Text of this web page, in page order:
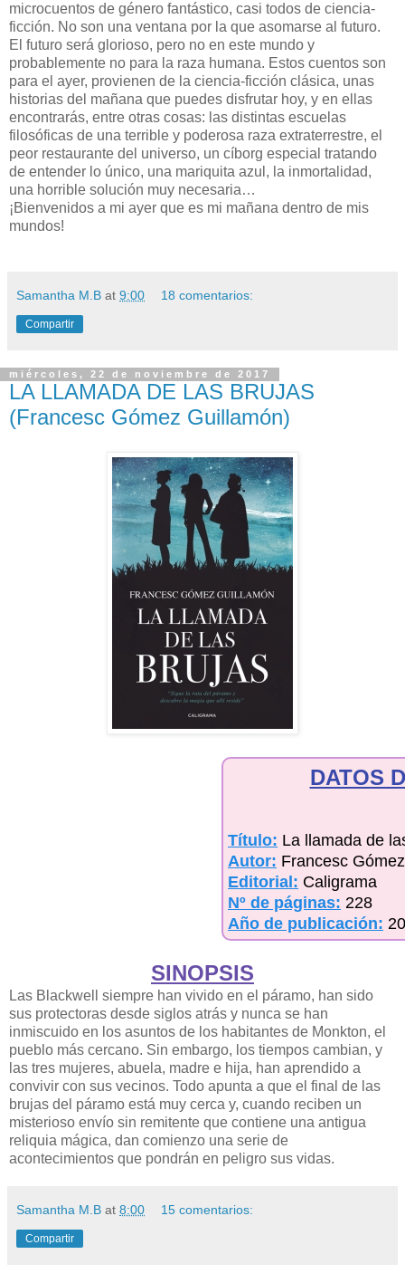
microcuentos de género fantástico, casi todos de ciencia-
ficción. No son una ventana por la que asomarse al futuro.
El futuro será glorioso, pero no en este mundo y
probablemente no para la raza humana. Estos cuentos son
para el ayer, provienen de la ciencia-ficción clásica, unas
historias del mañana que puedes disfrutar hoy, y en ellas
encontrarás, entre otras cosas: las distintas escuelas
filosóficas de una terrible y poderosa raza extraterrestre, el
peor restaurante del universo, un cíborg especial tratando
de entender lo único, una mariquita azul, la inmortalidad,
una horrible solución muy necesaria…
¡Bienvenidos a mi ayer que es mi mañana dentro de mis
mundos!
Samantha M.B at 9:00 18 comentarios:
Compartir
miércoles, 22 de noviembre de 2017
LA LLAMADA DE LAS BRUJAS
(Francesc Gómez Guillamón)
DATOS
Título: La llamada de
Autor: Francesc
Editorial: Caligrama
Nº de páginas: 228
Año de publicación:
SINOPSIS
Las Blackwell siempre han vivido en el páramo, han sido
sus protectoras desde siglos atrás y nunca se han
inmiscuido en los asuntos de los habitantes de Monkton, el
pueblo más cercano. Sin embargo, los tiempos cambian, y
las tres mujeres, abuela, madre e hija, han aprendido a
convivir con sus vecinos. Todo apunta a que el final de las
brujas del páramo está muy cerca y, cuando reciben un
misterioso envío sin remitente que contiene una antigua
reliquia mágica, dan comienzo una serie de
acontecimientos que pondrán en peligro sus vidas.
Samantha M.B at 8:00 15 comentarios:
Compartir